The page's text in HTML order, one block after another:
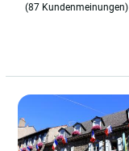
(87 Kundenmeinungen)